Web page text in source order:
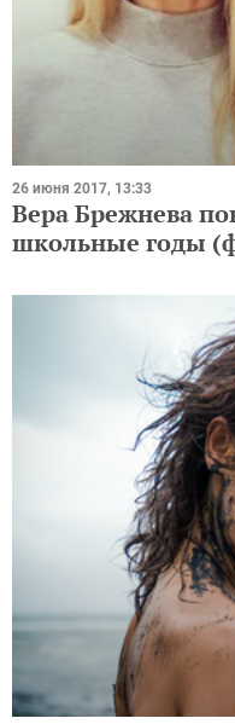
26 июня 2017, 13:33
Вера Брежнева
школьные годы